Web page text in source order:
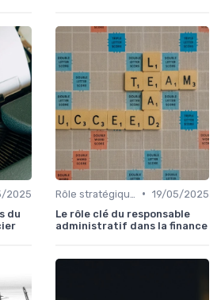
2025
du
• 19/05/2025
Le rôle clé du responsable
administratif dans la finance